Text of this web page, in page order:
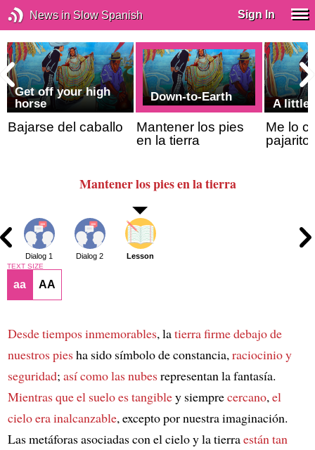
News in Slow Spanish Sign In
Get off your high
horse
Bajarse del caballo
Down-to-Earth
Mantener los pies
en la tierra
A little
Me lo
pajarito
Mantener los pies en la tierra
Dialog 1 Dialog 2 Lesson
TEXT SIZE
aa AA
Desde tiempos inmemorables, latierra firme debajo de
nuestros piesha sido símbolo de constancia, raciocinio y
seguridad; así como las nubesrepresentan la fantasía.
Mientras que el suelo es tangibley siemprecercano, el
cielo era inalcanzable, excepto por nuestra imaginación.
Las metáforas asociadas con el cielo y la tierraestán tan